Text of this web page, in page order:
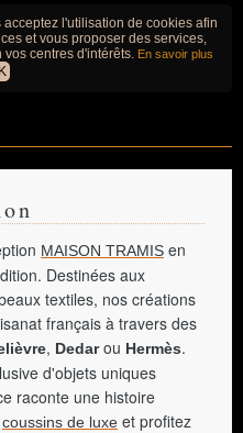
l'utilisation de cookies afin
et vous proposer des services,
centres d'intérêts. En savoir plus
MAISON TRAMIS en
Destinées aux
textiles, nos créations
français à travers des
, Dedarou Hermès.
d'objets uniques
raconte une histoire
coussins de luxe et profitez